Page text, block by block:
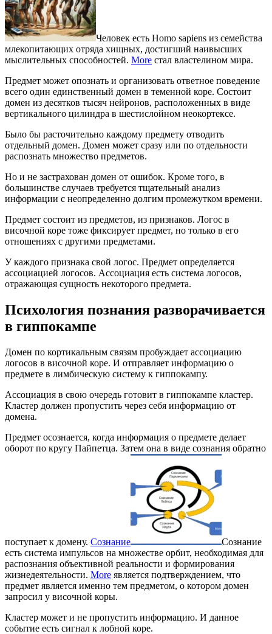
Человек есть Homo sapiens из семейства
млекопитающих отряда хищных, достигший наивысших
мыслительных способностей. More стал властелином мира.
Предмет может опознать и организовать ответное поведение
всего один единственный домен в теменной коре. Состоит
домен из десятков тысяч нейронов, расположенных в виде
вертикального цилиндра в шестислойном неокортексе.
Было бы расточительно каждому предмету отводить
отдельный домен. Домен может сразу или по отдельности
распознать множество предметов.
Но и не застрахован домен от ошибок. Кроме того, в
большинстве случаев требуется тщательный анализ
информации с неопределенно долгим промежутком времени.
Предмет состоит из предметов, из признаков. Логос в
височной коре тоже фиксирует предмет, но только в его
отношениях с другими предметами.
У каждого признака свой логос. Предмет определяется
ассоциацией логосов. Ассоциация есть система логосов,
отражающая сущность некоторого предмета.
Психология познания разворачивается
в гиппокампе
Домен по кортикальным связям пробуждает ассоциацию
логосов в височной коре. И отправляет информацию о
предмете в лимбическую систему к гиппокампу.
Ассоциация в свою очередь готовит в гиппокампе кластер.
Кластер должен пропустить через себя информацию от
домена.
Предмет осознается, когда информация о предмете делает
оборот по кругу Пайпетца. Затем она в виде сознания обратно
поступает к домену. Сознание
Сознание
есть система импульсов на множестве орбит, необходимая для
распознания объективной реальности и формирования
жизнедеятельности. More является подтверждением, что
предмет является именно тем предметом, о котором домен
запросил у височной коры.
Кластер может и не пропустить информацию. И данное
событие есть сигнал к лобной коре.